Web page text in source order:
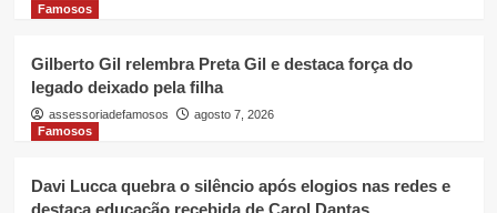
Famosos
Gilberto Gil relembra Preta Gil e destaca força do
legado deixado pela filha
assessoriadefamosos
agosto 7, 2026
Famosos
Davi Lucca quebra o silêncio após elogios nas redes e
destaca educação recebida de Carol Dantas